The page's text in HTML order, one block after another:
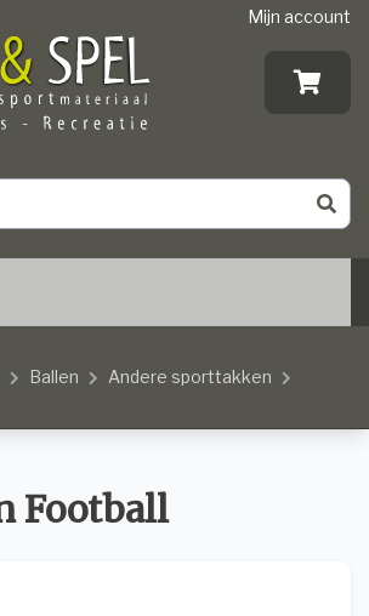
Mijn account
Ballen
Andere sporttakken
Football